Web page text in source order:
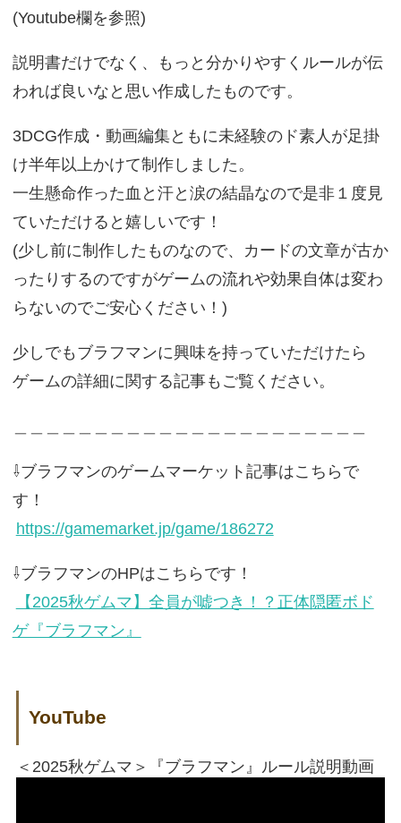
(Youtube欄を参照)
説明書だけでなく、もっと分かりやすくルールが伝
われば良いなと思い作成したものです。
3DCG作成・動画編集ともに未経験のド素人が足掛
け半年以上かけて制作しました。
一生懸命作った血と汗と涙の結晶なので是非１度見
ていただけると嬉しいです！
(少し前に制作したものなので、カードの文章が古か
ったりするのですがゲームの流れや効果自体は変わ
らないのでご安心ください！)
少しでもブラフマンに興味を持っていただけたら
ゲームの詳細に関する記事もご覧ください。
⇩ブラフマンのゲームマーケット記事はこちらで
す！
https://gamemarket.jp/game/186272
⇩ブラフマンのHPはこちらです！
【2025秋ゲムマ】全員が嘘つき！？正体隠匿ボド
ゲ『ブラフマン』
YouTube
＜2025秋ゲムマ＞『ブラフマン』ルール説明動画